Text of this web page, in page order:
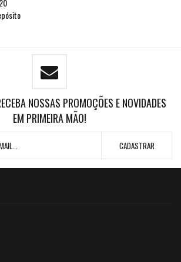
NOSSAS PROMOÇÕES E NOVIDADES
EM PRIMEIRA MÃO!